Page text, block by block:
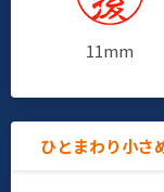
11mm
ひとまわり小さ